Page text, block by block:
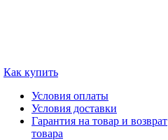
Как купить
Условия оплаты
Условия доставки
Гарантия на товар и возврат
товара